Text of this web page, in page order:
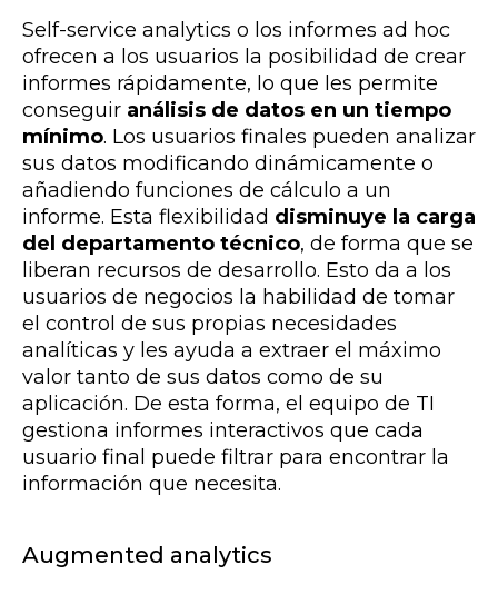
Self-service analytics o los informes ad hoc
ofrecen a los usuarios la posibilidad de crear
informes rápidamente, lo que les permite
conseguir análisis de datos en un tiempo
mínimo. Los usuarios finales pueden analizar
sus datos modificando dinámicamente o
añadiendo funciones de cálculo a un
informe. Esta flexibilidad disminuye la carga
del departamento técnico, de forma que se
liberan recursos de desarrollo. Esto da a los
usuarios de negocios la habilidad de tomar
el control de sus propias necesidades
analíticas y les ayuda a extraer el máximo
valor tanto de sus datos como de su
aplicación. De esta forma, el equipo de TI
gestiona informes interactivos que cada
usuario final puede filtrar para encontrar la
información que necesita.
Augmented analytics